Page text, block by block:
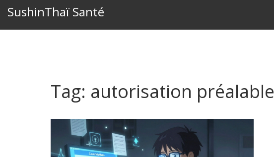
SushinThaï Santé
Tag: autorisation préalable